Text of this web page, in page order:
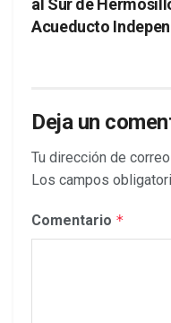
al Sur de
Acueducto
Deja un
Tu dirección de
Los campos
Comentario *